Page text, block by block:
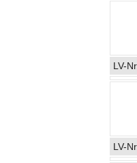
LV-
LV-